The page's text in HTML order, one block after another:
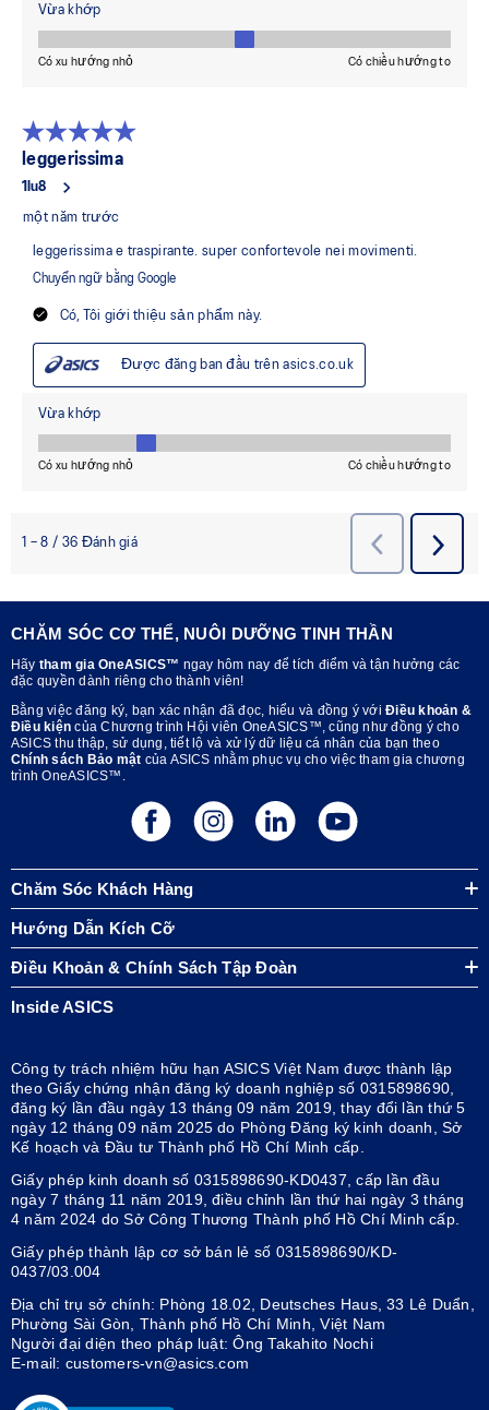
CHĂM SÓC CƠ THỂ, NUÔI DƯỠNG TINH THẦN
Hãy tham gia OneASICS™ ngay hôm nay để tích điểm và tận hưởng các
đặc quyền dành riêng cho thành viên!
Bằng việc đăng ký, bạn xác nhận đã đọc, hiểu và đồng ý với Điều khoản &
Điều kiện của Chương trình Hội viên OneASICS™, cũng như đồng ý cho
ASICS thu thập, sử dụng, tiết lộ và xử lý dữ liệu cá nhân của bạn theo
Chính sách Bảo mật của ASICS nhằm phục vụ cho việc tham gia chương
trình OneASICS™.
Chăm Sóc Khách Hàng
Hướng Dẫn Kích Cỡ
Điều Khoản & Chính Sách Tập Đoàn
Inside ASICS
Công ty trách nhiệm hữu hạn ASICS Việt Nam được thành lập
theo Giấy chứng nhận đăng ký doanh nghiệp số 0315898690,
đăng ký lần đầu ngày 13 tháng 09 năm 2019, thay đổi lần thứ 5
ngày 12 tháng 09 năm 2025 do Phòng Đăng ký kinh doanh, Sở
Kế hoạch và Đầu tư Thành phố Hồ Chí Minh cấp.
Giấy phép kinh doanh số 0315898690-KD0437, cấp lần đầu
ngày 7 tháng 11 năm 2019, điều chỉnh lần thứ hai ngày 3 tháng
4 năm 2024 do Sở Công Thương Thành phố Hồ Chí Minh cấp.
Giấy phép thành lập cơ sở bán lẻ số 0315898690/KD-
0437/03.004
Địa chỉ trụ sở chính: Phòng 18.02, Deutsches Haus, 33 Lê Duẩn,
Phường Sài Gòn, Thành phố Hồ Chí Minh, Việt Nam
Người đại diện theo pháp luật: Ông Takahito Nochi
E-mail: customers-vn@asics.com